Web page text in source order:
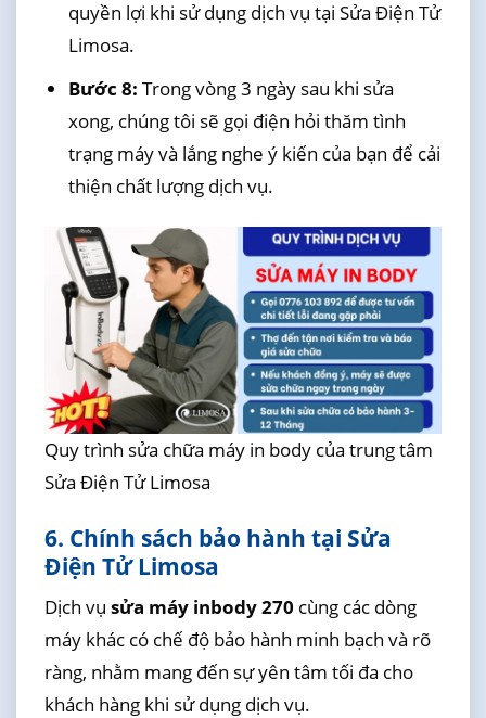
quyền lợi khi sử dụng dịch vụ tại Sửa Điện Tử
Limosa.
Bước 8: Trong vòng 3 ngày sau khi sửa
xong, chúng tôi sẽ gọi điện hỏi thăm tình
trạng máy và lắng nghe ý kiến của bạn để cải
thiện chất lượng dịch vụ.
Quy trình sửa chữa máy in body của trung tâm
Sửa Điện Tử Limosa
6. Chính sách bảo hành tại Sửa
Điện Tử Limosa
Dịch vụ sửa máy inbody 270 cùng các dòng
máy khác có chế độ bảo hành minh bạch và rõ
ràng, nhằm mang đến sự yên tâm tối đa cho
khách hàng khi sử dụng dịch vụ.